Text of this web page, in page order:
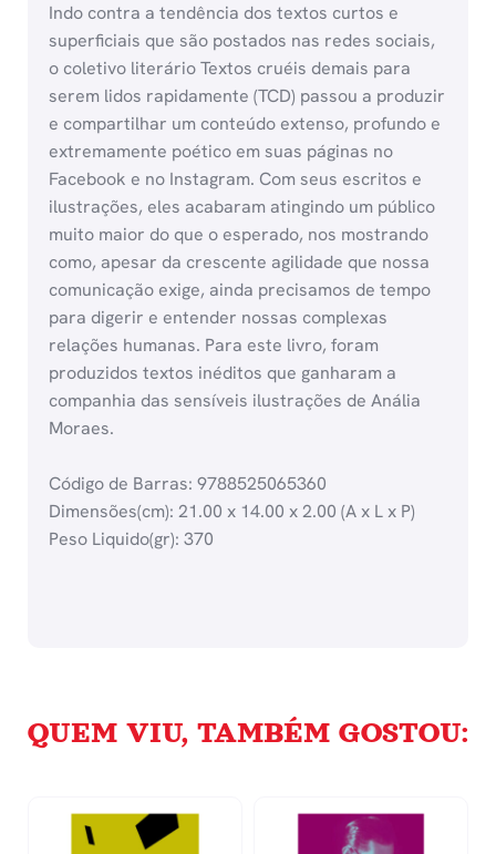
Indo contra a tendência dos textos curtos e
superficiais que são postados nas redes sociais,
o coletivo literário Textos cruéis demais para
serem lidos rapidamente (TCD) passou a produzir
e compartilhar um conteúdo extenso, profundo e
extremamente poético em suas páginas no
Facebook e no Instagram. Com seus escritos e
ilustrações, eles acabaram atingindo um público
muito maior do que o esperado, nos mostrando
como, apesar da crescente agilidade que nossa
comunicação exige, ainda precisamos de tempo
para digerir e entender nossas complexas
relações humanas. Para este livro, foram
produzidos textos inéditos que ganharam a
companhia das sensíveis ilustrações de Anália
Moraes.
Código de Barras: 9788525065360
Dimensões(cm): 21.00 x 14.00 x 2.00 (A x L x P)
Peso Liquido(gr): 370
QUEM VIU, TAMBÉM GOSTOU: